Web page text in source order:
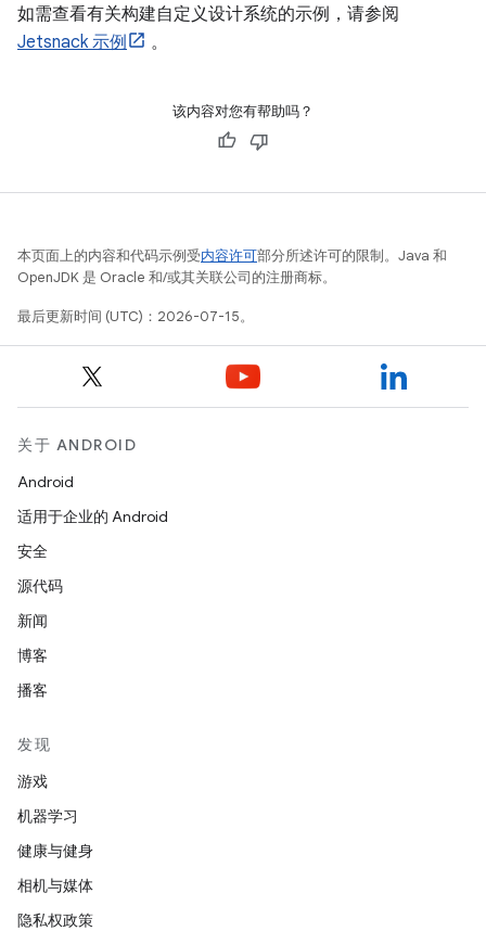
如需查看有关构建自定义设计系统的示例，请参阅
Jetsnack 示例
。
该内容对您有帮助吗？
本页面上的内容和代码示例受内容许可部分所述许可的限制。Java 和
OpenJDK 是 Oracle 和/或其关联公司的注册商标。
最后更新时间 (UTC)：2026-07-15。
关于 ANDROID
Android
适用于企业的 Android
安全
源代码
新闻
博客
播客
发现
游戏
机器学习
健康与健身
相机与媒体
隐私权政策